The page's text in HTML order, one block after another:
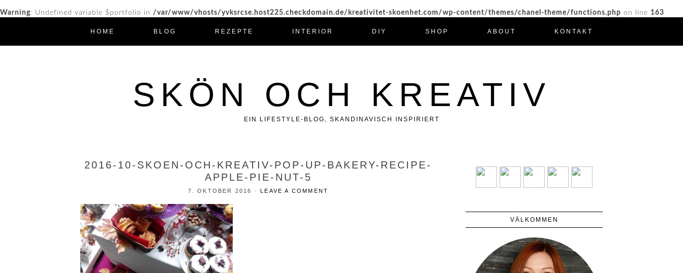
Warning: Undefined variable $portfolio in /var/www/vhosts/yvksrcse.host225.checkdomain.de/kreativitet-skoenhet.com/wp-content/themes/chanel-theme/functions.php on line 163
HOME BLOG REZEPTE INTERIOR DIY SHOP ABOUT KONTAKT
SKÖN OCH KREATIV
EIN LIFESTYLE-BLOG, SKANDINAVISCH INSPIRIERT
2016-10-SKOEN-OCH-KREATIV-POP-UP-BAKERY-RECIPE-
APPLE-PIE-NUT-5
7. OKTOBER 2016 ·LEAVE A COMMENT
VÄLKOMMEN